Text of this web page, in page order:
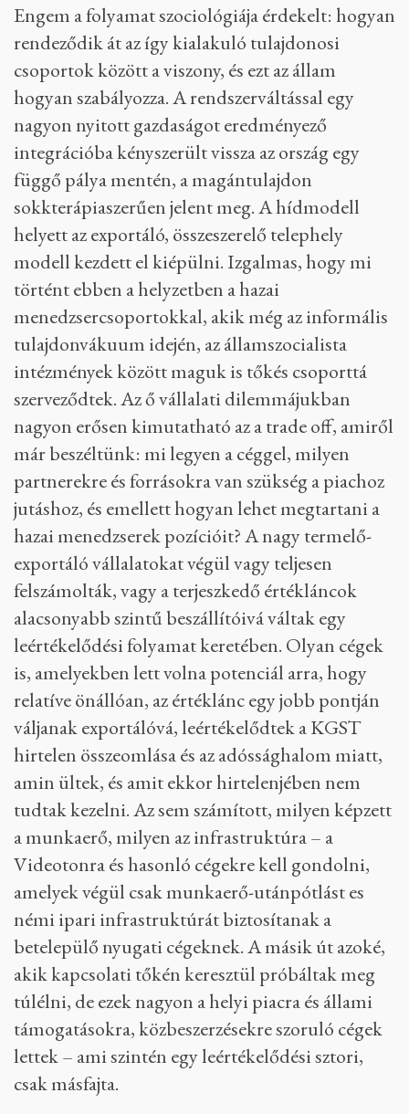
Engem a folyamat szociológiája érdekelt: hogyan
rendeződik át az így kialakuló tulajdonosi
csoportok között a viszony, és ezt az állam
hogyan szabályozza. A rendszerváltással egy
nagyon nyitott gazdaságot eredményező
integrációba kényszerült vissza az ország egy
függő pálya mentén, a magántulajdon
sokkterápiaszerűen jelent meg. A hídmodell
helyett az exportáló, összeszerelő telephely
modell kezdett el kiépülni. Izgalmas, hogy mi
történt ebben a helyzetben a hazai
menedzsercsoportokkal, akik még az informális
tulajdonvákuum idején, az államszocialista
intézmények között maguk is tőkés csoporttá
szerveződtek. Az ő vállalati dilemmájukban
nagyon erősen kimutatható az a trade off, amiről
már beszéltünk: mi legyen a céggel, milyen
partnerekre és forrásokra van szükség a piachoz
jutáshoz, és emellett hogyan lehet megtartani a
hazai menedzserek pozícióit? A nagy termelő-
exportáló vállalatokat végül vagy teljesen
felszámolták, vagy a terjeszkedő értékláncok
alacsonyabb szintű beszállítóivá váltak egy
leértékelődési folyamat keretében. Olyan cégek
is, amelyekben lett volna potenciál arra, hogy
relatíve önállóan, az értéklánc egy jobb pontján
váljanak exportálóvá, leértékelődtek a KGST
hirtelen összeomlása és az adóssághalom miatt,
amin ültek, és amit ekkor hirtelenjében nem
tudtak kezelni. Az sem számított, milyen képzett
a munkaerő, milyen az infrastruktúra – a
Videotonra és hasonló cégekre kell gondolni,
amelyek végül csak munkaerő-utánpótlást es
némi ipari infrastruktúrát biztosítanak a
betelepülő nyugati cégeknek. A másik út azoké,
akik kapcsolati tőkén keresztül próbáltak meg
túlélni, de ezek nagyon a helyi piacra és állami
támogatásokra, közbeszerzésekre szoruló cégek
lettek – ami szintén egy leértékelődési sztori,
csak másfajta.